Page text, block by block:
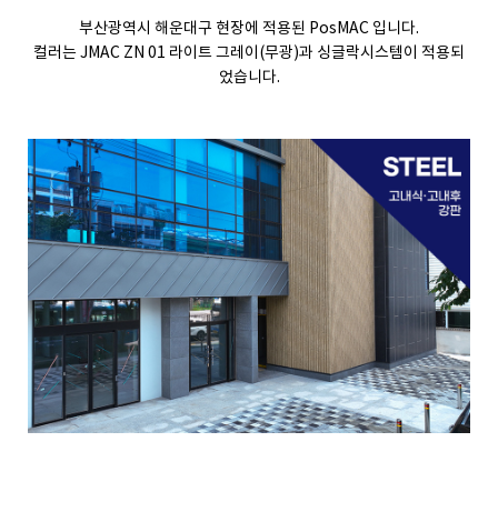
부산광역시 해운대구 현장에 적용된 PosMAC 입니다.
컬러는 JMAC ZN 01 라이트 그레이(무광)과 싱글락시스템이 적용되
었습니다.